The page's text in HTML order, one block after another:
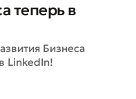
теперь в
Бизнеса
LinkedIn!